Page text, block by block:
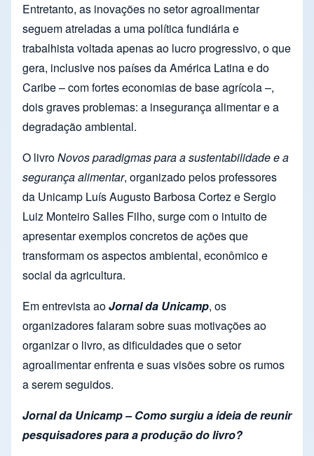
Entretanto, as inovações no setor agroalimentar
seguem atreladas a uma política fundiária e
trabalhista voltada apenas ao lucro progressivo, o que
gera, inclusive nos países da América Latina e do
Caribe – com fortes economias de base agrícola –,
dois graves problemas: a insegurança alimentar e a
degradação ambiental.
O livroNovos paradigmas para a sustentabilidade e a
segurança alimentar, organizado pelos professores
da Unicamp Luís Augusto Barbosa Cortez e Sergio
Luiz Monteiro Salles Filho, surge com o intuito de
apresentar exemplos concretos de ações que
transformam os aspectos ambiental, econômico e
social da agricultura.
Em entrevista aoJornal da Unicamp, os
organizadores falaram sobre suas motivações ao
organizar o livro, as dificuldades que o setor
agroalimentar enfrenta e suas visões sobre os rumos
a serem seguidos.
Jornal da Unicamp – Como surgiu a ideia de reunir
pesquisadores para a produção do livro?